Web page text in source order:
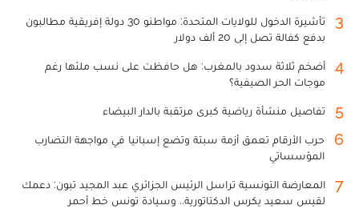
3
تأشيرة الدخول للولايات المتحدة: مواطنو 30 دولة إفريقية مطالبون
بدفع كفالة تصل إلى 20 ألف دولار
4
أضخم ثلاثة سدود بالمغرب: هل حافظت على نسب ملئها رغم
موجات الحر الصيفية؟
5 تفاصيل منشأة رياضية كبرى مرتقبة بالدار البيضاء
6
حرب الأرقام تعمق أزمة سبتة وتضع إسبانيا في مواجهة التضارب
المؤسساتي
7
المعارضة التونسية تراسل الرئيس الجزائري عبد المجيد تبون: دعمك
لقيس سعيد يكرس الدكتاتورية.. وسيادة تونس خط أحمر